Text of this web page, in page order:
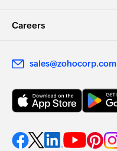
Careers
sales@zohocorp.com